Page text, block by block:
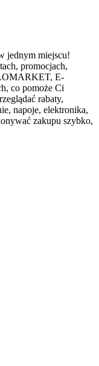
jednym miejscu!
promocjach,
E-
co pomoże Ci
rabaty,
napoje, elektronika,
zakupu szybko,